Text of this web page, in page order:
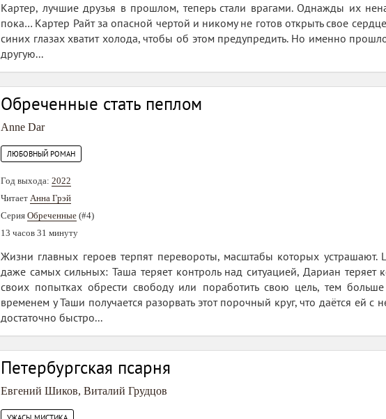
Картер, лучшие друзья в прошлом, теперь стали врагами. Однажды их
пока… Картер Райт за опасной чертой и никому не готов открыть свое
синих глазах хватит холода, чтобы об этом предупредить. Но именно
другую...
Обреченные стать пеплом
Anne Dar
ЛЮБОВНЫЙ РОМАН
Год выхода: 2022
Читает Анна Грэй
Серия Обреченные (#4)
13 часов 31 минуту
Жизни главных героев терпят перевороты, масштабы которых
даже самых сильных: Таша теряет контроль над ситуацией, Дариан
своих попытках обрести свободу или поработить свою цель, тем
временем у Таши получается разорвать этот порочный круг, что даётся ей
достаточно быстро...
Петербургская псарня
Евгений Шиков, Виталий Грудцов